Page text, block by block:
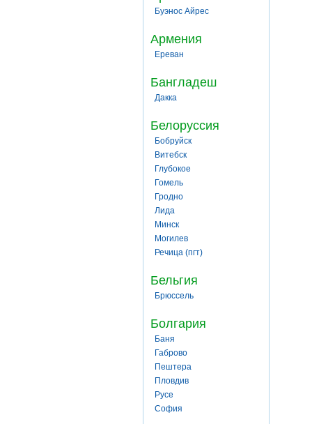
Буэнос Айрес
Армения
Ереван
Бангладеш
Дакка
Белоруссия
Бобруйск
Витебск
Глубокое
Гомель
Гродно
Лида
Минск
Могилев
Речица (пгт)
Бельгия
Брюссель
Болгария
Баня
Габрово
Пештера
Пловдив
Русе
София